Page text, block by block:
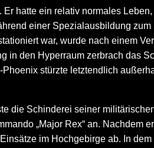
hatte ein relativ normales
einer Spezialausbildung
war, wurde nach einem
in den Hyperraum zerbrach das
stürzte letztendlich
die Schinderei seiner
„Major Rex“ an. Nachdem
im Hochgebirge ab. In